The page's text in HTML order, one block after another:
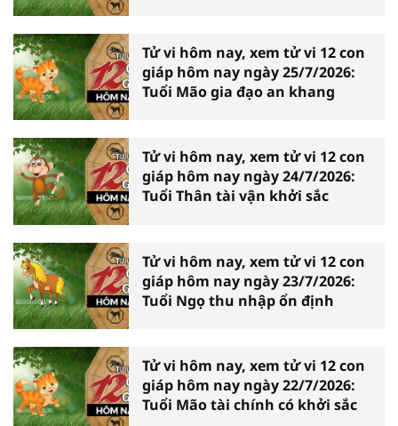
Tử vi hôm nay, xem tử vi 12 con
giáp hôm nay ngày 25/7/2026:
Tuổi Mão gia đạo an khang
Tử vi hôm nay, xem tử vi 12 con
giáp hôm nay ngày 24/7/2026:
Tuổi Thân tài vận khởi sắc
Tử vi hôm nay, xem tử vi 12 con
giáp hôm nay ngày 23/7/2026:
Tuổi Ngọ thu nhập ổn định
Tử vi hôm nay, xem tử vi 12 con
giáp hôm nay ngày 22/7/2026:
Tuổi Mão tài chính có khởi sắc